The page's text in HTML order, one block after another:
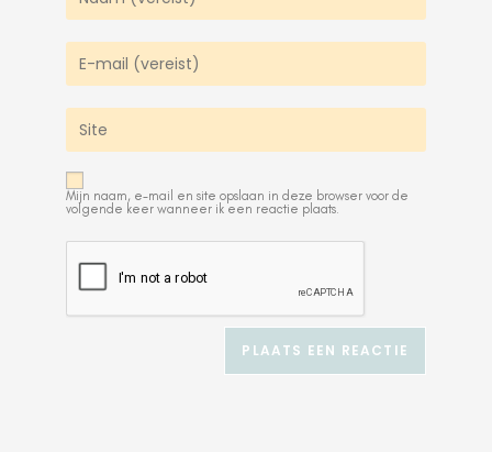
Mijn naam, e-mail en site opslaan in deze browser voor de
volgende keer wanneer ik een reactie plaats.